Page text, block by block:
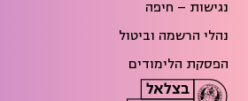
נגישות – חיפה
נהלי הרשמה וביטול
הפסקת הלימודים